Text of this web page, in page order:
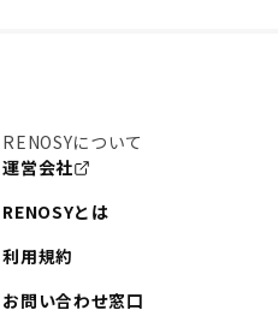
RENOSYについて
運営会社
RENOSYとは
利用規約
お問い合わせ窓口